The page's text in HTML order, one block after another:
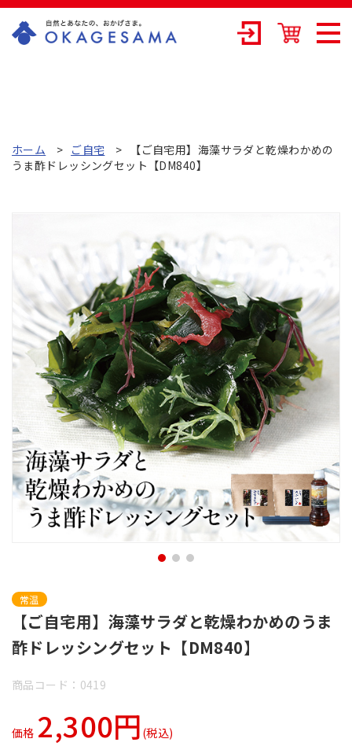
式会社の公式通
ホーム ご自宅
【ご自宅用】海藻サラダと乾燥わかめの
うま酢ドレッシングセット【DM840】
常温
【ご自宅用】海藻サラダと乾燥わかめのうま
酢ドレッシングセット【DM840】
商品コード：0419
価格 2,300円 (税込)